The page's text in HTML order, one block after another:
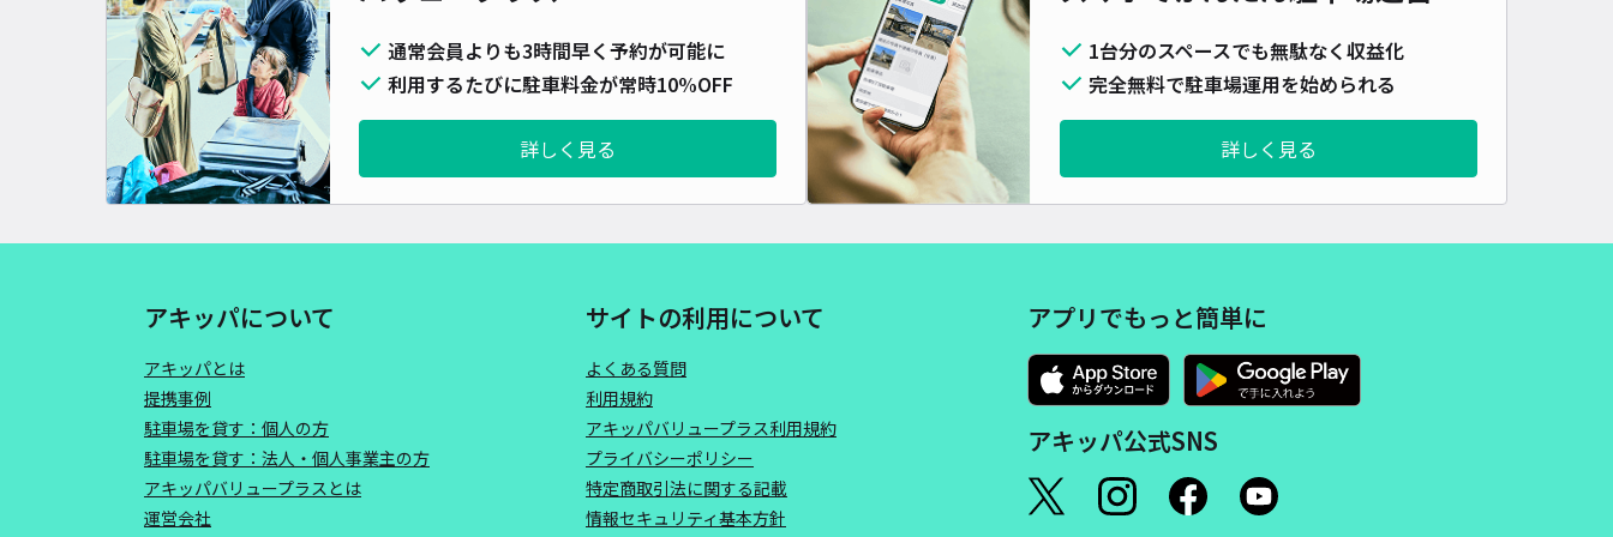
通常会員よりも3時間早く予約が可能に
利用するたびに駐車料金が常時10%OFF
詳しく見る
1台分のスペースでも無駄なく収益化
完全無料で駐車場運用を始められる
詳しく見る
アキッパについて
アキッパとは
提携事例
駐車場を貸す：個人の方
駐車場を貸す：法人・個人事業主の方
アキッパバリュープラスとは
運営会社
サイトの利用について
よくある質問
利用規約
アキッパバリュープラス利用規約
プライバシーポリシー
特定商取引法に関する記載
情報セキュリティ基本方針
アプリでもっと簡単に
アキッパ公式SNS